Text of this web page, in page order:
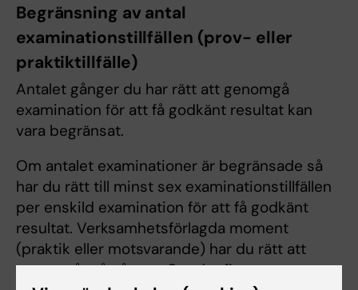
Begränsning av antal
examinationstillfällen (prov- eller
praktiktillfälle)
Antalet gånger du har rätt att genomgå
examination för att få godkänt resultat kan
vara begränsat.
Om antalet examinationer är begränsade så
har du rätt till minst sex examinationstillfällen
per enskild examination för att få godkänt
resultat. Verksamhetsförlagda moment
(praktik eller motsvarande) har du rätt att
genomgå två gånger. Om det finns en